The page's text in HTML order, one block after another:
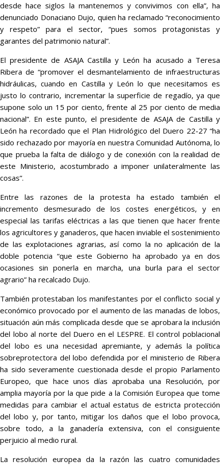
desde hace siglos la mantenemos y convivimos con ella”, ha
denunciado Donaciano Dujo, quien ha reclamado “reconocimiento
y respeto” para el sector, “pues somos protagonistas y
garantes del patrimonio natural”.
El presidente de ASAJA Castilla y León ha acusado a Teresa
Ribera de “promover el desmantelamiento de infraestructuras
hidráulicas, cuando en Castilla y León lo que necesitamos es
justo lo contrario, incrementar la superficie de regadío, ya que
supone solo un 15 por ciento, frente al 25 por ciento de media
nacional”. En este punto, el presidente de ASAJA de Castilla y
León ha recordado que el Plan Hidrológico del Duero 22-27 “ha
sido rechazado por mayoría en nuestra Comunidad Autónoma, lo
que prueba la falta de diálogo y de conexión con la realidad de
este Ministerio, acostumbrado a imponer unilateralmente las
cosas”.
Entre las razones de la protesta ha estado también el
incremento desmesurado de los costes energéticos, y en
especial las tarifas eléctricas a las que tienen que hacer frente
los agricultores y ganaderos, que hacen inviable el sostenimiento
de las explotaciones agrarias, así como la no aplicación de la
doble potencia “que este Gobierno ha aprobado ya en dos
ocasiones sin ponerla en marcha, una burla para el sector
agrario” ha recalcado Dujo.
También protestaban los manifestantes por el conflicto social y
económico provocado por el aumento de las manadas de lobos,
situación aún más complicada desde que se aprobara la inclusión
del lobo al norte del Duero en el LESPRE. El control poblacional
del lobo es una necesidad apremiante, y además la política
sobreprotectora del lobo defendida por el ministerio de Ribera
ha sido severamente cuestionada desde el propio Parlamento
Europeo, que hace unos días aprobaba una Resolución, por
amplia mayoría por la que pide a la Comisión Europea que tome
medidas para cambiar el actual estatus de estricta protección
del lobo y, por tanto, mitigar los daños que el lobo provoca,
sobre todo, a la ganadería extensiva, con el consiguiente
perjuicio al medio rural.
La resolución europea da la razón las cuatro comunidades